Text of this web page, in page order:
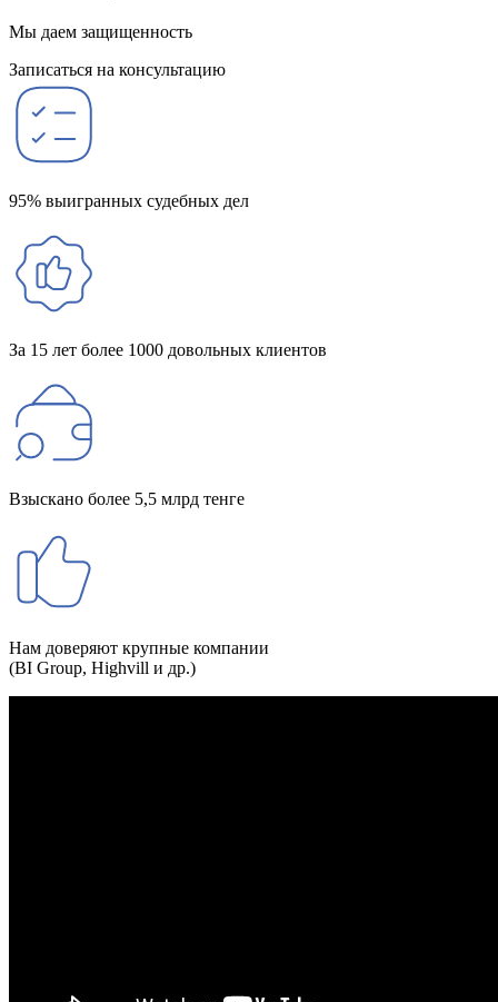
Мы даем защищенность
Записаться на консультацию
95% выигранных судебных дел
За 15 лет более 1000 довольных клиентов
Взыскано более 5,5 млрд тенге
Нам доверяют крупные компании
(BI Group, Highvill и др.)